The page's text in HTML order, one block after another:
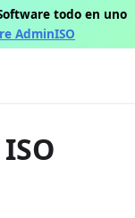
todo en uno
AdminISO